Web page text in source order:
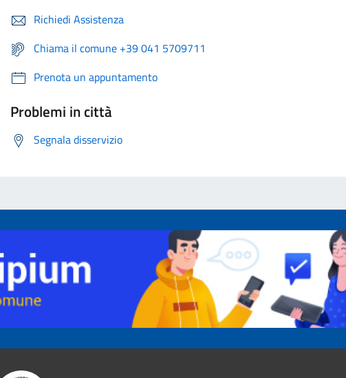
Richiedi Assistenza
Chiama il comune +39 041 5709711
Prenota un appuntamento
Problemi in città
Segnala disservizio